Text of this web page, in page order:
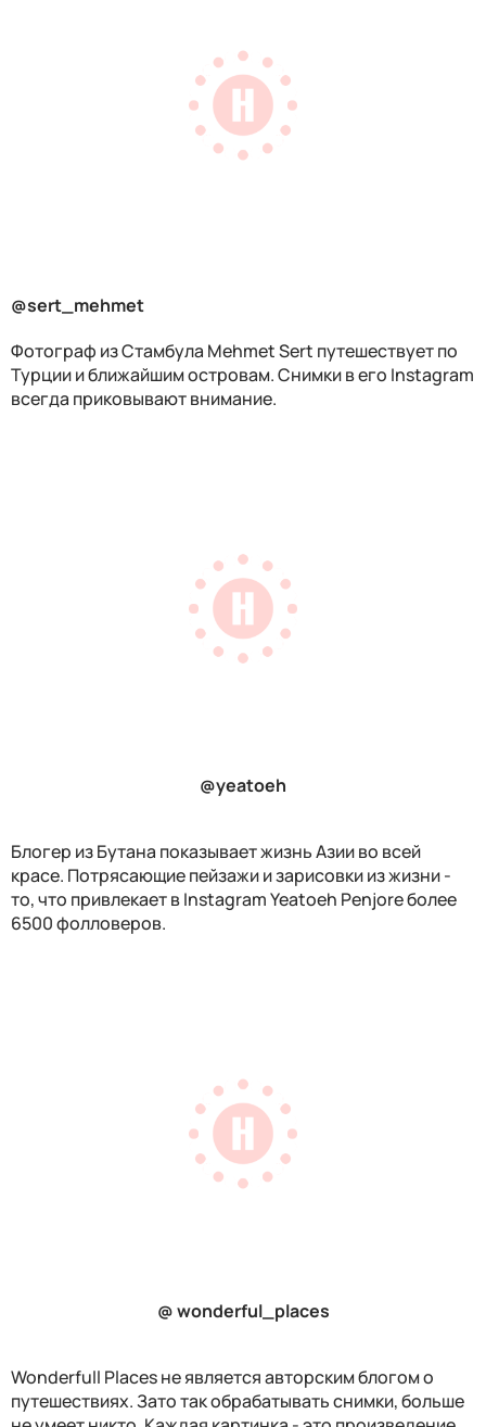
@sert_mehmet
Фотограф из Стамбула Mehmet Sert путешествует по
Турции и ближайшим островам. Снимки в его Instagram
всегда приковывают внимание.
@yeatoeh
Блогер из Бутана показывает жизнь Азии во всей
красе. Потрясающие пейзажи и зарисовки из жизни -
то, что привлекает в InstagramYeatoeh Penjore более
6500 фолловеров.
@ wonderful_places
Wonderfull Places не является авторским блогом о
путешествиях. Зато так обрабатывать снимки, больше